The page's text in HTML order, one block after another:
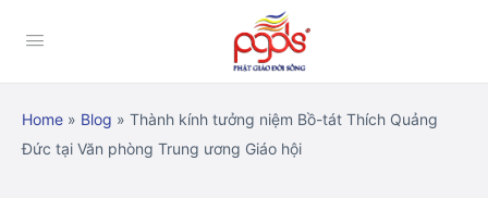
Home » Blog » Thành kính tưởng niệm Bồ-tát Thích Quảng
Đức tại Văn phòng Trung ương Giáo hội